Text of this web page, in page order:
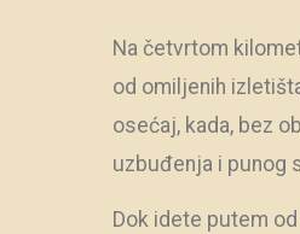
Na četvrtom
od omiljenih
osećaj, kada, bez
uzbuđenja i punog
Dok idete putem